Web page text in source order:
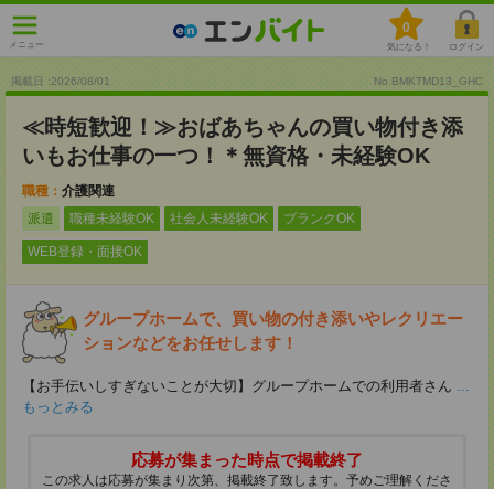
メニュー
0
気になる！ ログイン
掲載日 :2026/08/01 No.BMKTMD13_GHC
≪時短歓迎！≫おばあちゃんの買い物付き添
いもお仕事の一つ！＊無資格・未経験OK
職種： 介護関連
派遣
職種未経験OK 社会人未経験OK ブランクOK
WEB登録・面接OK
グループホームで、買い物の付き添いやレクリエー
ションなどをお任せします！
【お手伝いしすぎないことが大切】グループホームでの利用者さん ...
もっとみる
応募が集まった時点で掲載終了
この求人は応募が集まり次第、掲載終了致します。予めご理解くださ